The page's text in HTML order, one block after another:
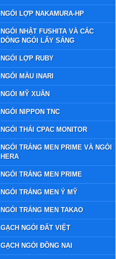
NGÓI LỢP NAKAMURA-HP
NGÓI NHẬT FUSHITA VÀ CÁC
DÒNG NGÓI LẤY SÁNG
NGÓI LỢP RUBY
NGÓI MÀU INARI
NGÓI MỸ XUÂN
NGÓI NIPPON TNC
NGÓI THÁI CPAC MONITOR
NGÓI TRÁNG MEN PRIME VÀ NGÓI
HERA
NGÓI TRÁNG MEN PRIME
NGÓI TRÁNG MEN Ý MỸ
NGÓI TRÁNG MEN TAKAO
GẠCH NGÓI ĐẤT VIỆT
GẠCH NGÓI ĐỒNG NAI